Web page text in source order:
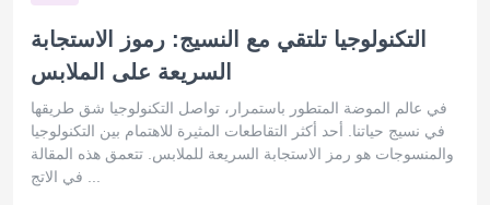
التكنولوجيا تلتقي مع النسيج: رموز الاستجابة
السريعة على الملابس
في عالم الموضة المتطور باستمرار، تواصل التكنولوجيا شق طريقها
في نسيج حياتنا. أحد أكثر التقاطعات المثيرة للاهتمام بين التكنولوجيا
والمنسوجات هو رمز الاستجابة السريعة للملابس. تتعمق هذه المقالة